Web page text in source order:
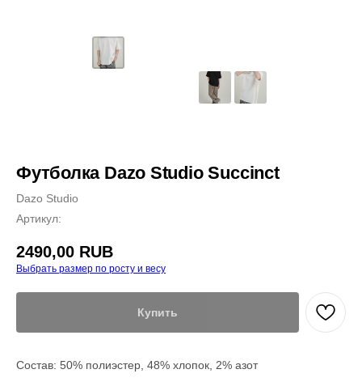
Футболка Dazo Studio Succinct
Dazo Studio
Артикул:
2490,00 RUB
Выбрать размер по росту и весу
Купить
Состав: 50% полиэстер, 48% хлопок, 2% азот